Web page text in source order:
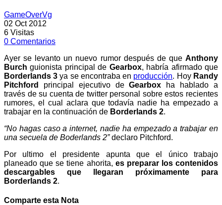
GameOverVg
02 Oct 2012
6 Visitas
0 Comentarios
Ayer se levanto un nuevo rumor después de que Anthony
Burch guionista principal de Gearbox, habría afirmado que
Borderlands 3 ya se encontraba en producción. Hoy Randy
Pitchford
principal ejecutivo deGearbox ha hablado a
través de su cuenta de twitter personal sobre estos recientes
rumores, el cual aclara que todavía nadie ha empezado a
trabajar en la continuación de Borderlands 2.
“No hagas caso a internet, nadie ha empezado a trabajar en
una secuela de Boderlands 2”declaro Pitchford.
Por ultimo el presidente apunta que el único trabajo
planeado que se tiene ahorita, es preparar los contenidos
descargables que llegaran próximamente para
Borderlands 2.
Comparte esta Nota